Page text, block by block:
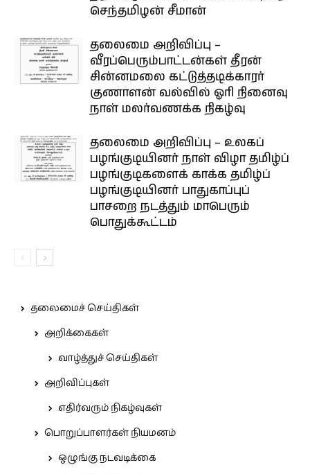
செந்தமிழன் சீமான்
தலைமை அறிவிப்பு –
வீரப்பெரும்பாட்டன்கள் தீரன்
சின்னமலை கட்டுத்தடிக்காரர்
குணாளன் வல்வில் ஓரி நினைவு
நாள் மலர்வணக்க நிகழ்வு
தலைமை அறிவிப்பு – உலகப்
பழங்குடியினர் நாள் விழா தமிழ்ப்
பழங்குடிகளைக் காக்க தமிழ்ப்
பழங்குடியினர் பாதுகாப்புப்
பாசறை நடத்தும் மாபெரும்
பொதுக்கூட்டம்
தலைமைச் செய்திகள்
அறிக்கைகள்
வாழ்த்துச் செய்திகள்
அறிவிப்புகள்
எதிர்வரும் நிகழ்வுகள்
பொறுப்பாளர்கள் நியமனம்
ஒழுங்கு நடவடிக்கை